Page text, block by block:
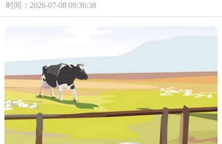
时间：2026-07-08 09:36:38